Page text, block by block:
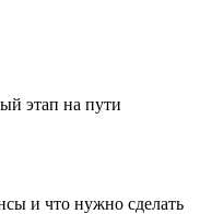
этап на пути
и что нужно сделать